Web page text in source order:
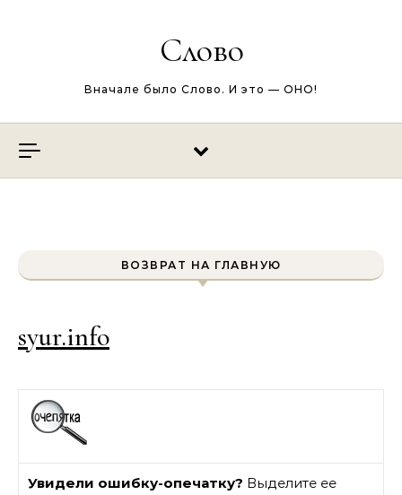
Слово
Вначале было Слово. И это — ОНО!
ВОЗВРАТ НА ГЛАВНУЮ
syur.info
Увидели ошибку-опечатку? Выделите ее